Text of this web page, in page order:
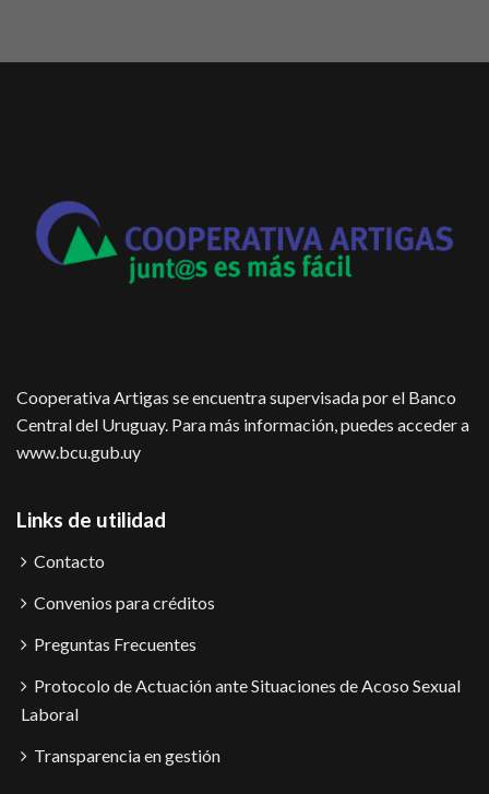
Cooperativa Artigas se encuentra supervisada por el Banco
Central del Uruguay. Para más información, puedes acceder a
www.bcu.gub.uy
Links de utilidad
Contacto
Convenios para créditos
Preguntas Frecuentes
Protocolo de Actuación ante Situaciones de Acoso Sexual
Laboral
Transparencia en gestión